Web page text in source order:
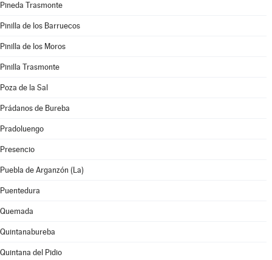
Pineda Trasmonte
Pinilla de los Barruecos
Pinilla de los Moros
Pinilla Trasmonte
Poza de la Sal
Prádanos de Bureba
Pradoluengo
Presencio
Puebla de Arganzón (La)
Puentedura
Quemada
Quintanabureba
Quintana del Pidio